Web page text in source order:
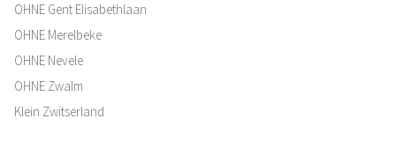
OHNE Gent Elisabethlaan
OHNE Merelbeke
OHNE Nevele
OHNE Zwalm
Klein Zwitserland